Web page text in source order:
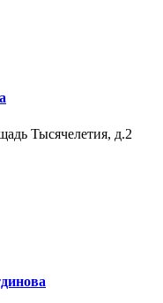
Тысячелетия, д.2